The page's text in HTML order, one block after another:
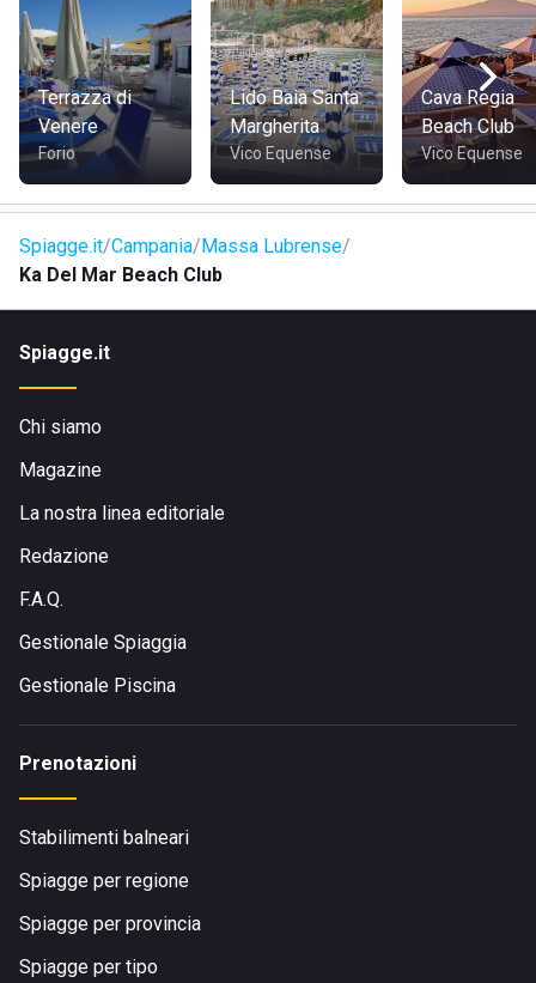
riferimento per chi desidera esplorare le bellezze della
costiera campana mantenendo il comfort e i servizi di un
beach club esclusivo.
Terrazza di
Venere
Forio
Lido Baia Santa
Margherita
Vico Equense
Cava Regia
Beach Club
Vico Equense
Spiagge.it Campania Massa Lubrense
Ka Del Mar Beach Club
Spiagge.it
Chi siamo
Magazine
La nostra linea editoriale
Redazione
F.A.Q.
Gestionale Spiaggia
Gestionale Piscina
Prenotazioni
Stabilimenti balneari
Spiagge per regione
Spiagge per provincia
Spiagge per tipo